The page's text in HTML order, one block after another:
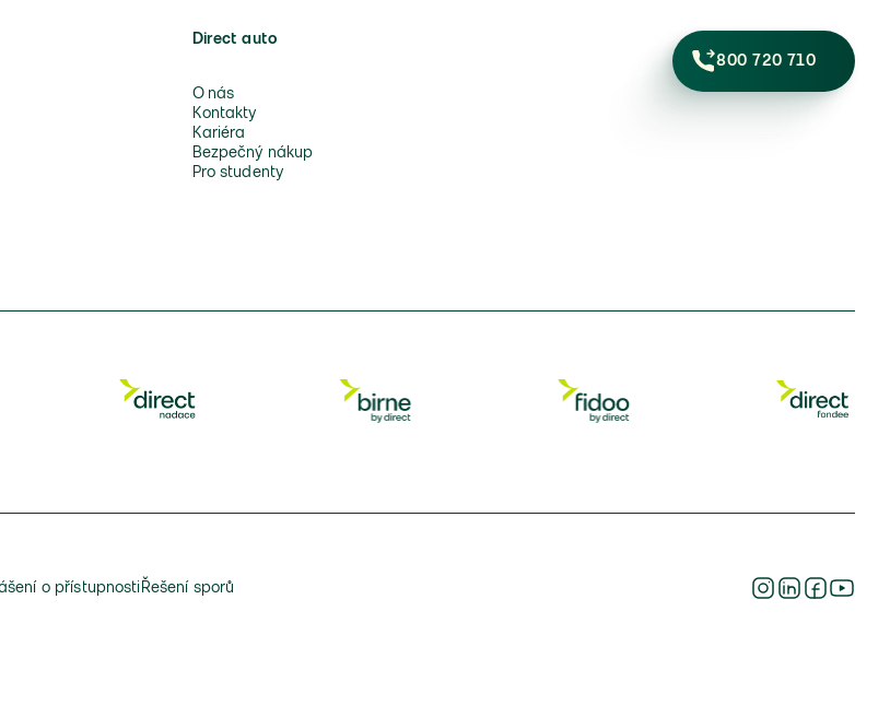
Direct auto
O nás
Kontakty
Kariéra
Bezpečný nákup
Pro studenty
800 720 710
o přístupnosti Řešení sporů